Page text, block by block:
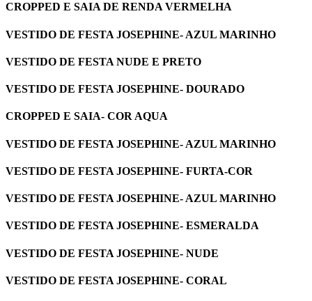
CROPPED E SAIA DE RENDA VERMELHA
VESTIDO DE FESTA JOSEPHINE- AZUL MARINHO
VESTIDO DE FESTA NUDE E PRETO
VESTIDO DE FESTA JOSEPHINE- DOURADO
CROPPED E SAIA- COR AQUA
VESTIDO DE FESTA JOSEPHINE- AZUL MARINHO
VESTIDO DE FESTA JOSEPHINE- FURTA-COR
VESTIDO DE FESTA JOSEPHINE- AZUL MARINHO
VESTIDO DE FESTA JOSEPHINE- ESMERALDA
VESTIDO DE FESTA JOSEPHINE- NUDE
VESTIDO DE FESTA JOSEPHINE- CORAL